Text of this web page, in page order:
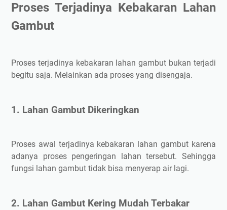
Proses Terjadinya Kebakaran Lahan
Gambut
Proses terjadinya kebakaran lahan gambut bukan terjadi
begitu saja. Melainkan ada proses yang disengaja.
1. Lahan Gambut Dikeringkan
Proses awal terjadinya kebakaran lahan gambut karena
adanya proses pengeringan lahan tersebut. Sehingga
fungsi lahan gambut tidak bisa menyerap air lagi.
2. Lahan Gambut Kering Mudah Terbakar